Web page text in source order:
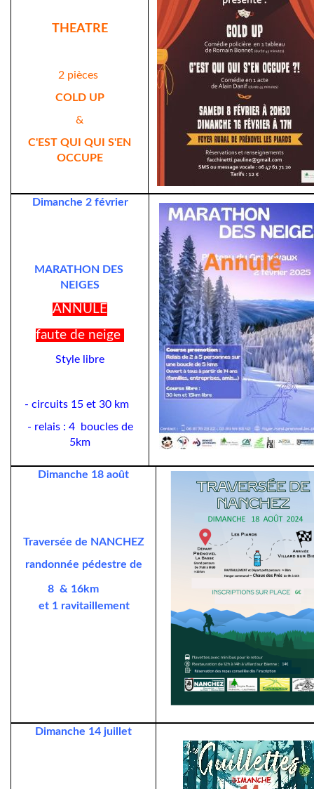
THEATRE
2 pièces
COLD UP
&
C'EST QUI QUI S'EN
OCCUPE
Dimanche 2 février
MARATHON DES
NEIGES
ANNULE
faute de neige
Style libre
- circuits 15 et 30 km
- relais : 4 boucles de
5km
Dimanche 18 août
Traversée de NANCHEZ
randonnée pédestre de
8 & 16km
et 1 ravitaillement
Dimanche 14 juillet